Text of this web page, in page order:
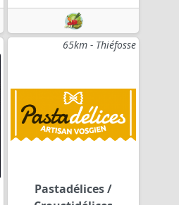
65km - Thiéfosse
Pastadélices /